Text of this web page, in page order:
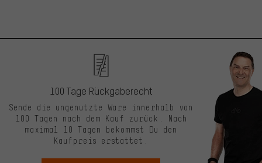
100 Tage Rückgaberecht
Sende die ungenutzte Ware innerhalb von
100 Tagen nach dem Kauf zurück. Nach
maximal 10 Tagen bekommst Du den
Kaufpreis erstattet.